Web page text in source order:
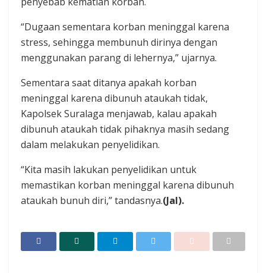
“Dugaan sementara korban meninggal karena
stress, sehingga membunuh dirinya dengan
menggunakan parang di lehernya,” ujarnya.
Sementara saat ditanya apakah korban
meninggal karena dibunuh ataukah tidak,
Kapolsek Suralaga menjawab, kalau apakah
dibunuh ataukah tidak pihaknya masih sedang
dalam melakukan penyelidikan.
“Kita masih lakukan penyelidikan untuk
memastikan korban meninggal karena dibunuh
ataukah bunuh diri,” tandasnya.(Jal).